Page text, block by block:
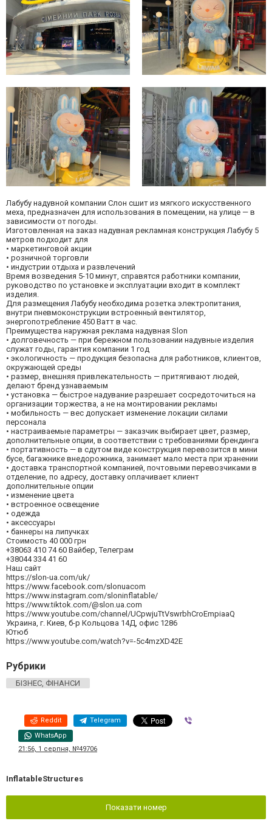
Лабубу надувной компании Слон сшит из мягкого искусственного
меха, предназначен для использования в помещении, на улице — в
зависимости от погоды.
Изготовленная на заказ надувная рекламная конструкция Лабубу 5
метров подходит для
• маркетинговой акции
• розничной торговли
• индустрии отдыха и развлечений
Время возведения 5-10 минут, справятся работники компании,
руководство по установке и эксплуатации входит в комплект
изделия.
Для размещения Лабубу необходима розетка электропитания,
внутри пневмоконструкции встроенный вентилятор,
энергопотребление 450 Ватт в час.
Преимущества наружная реклама надувная Slon
• долговечность — при бережном пользовании надувные изделия
служат годы, гарантия компании 1 год
• экологичность — продукция безопасна для работников, клиентов,
окружающей среды
• размер, внешняя привлекательность — притягивают людей,
делают бренд узнаваемым
• установка — быстрое надувание разрешает сосредоточиться на
организации торжества, а не на монтировании рекламы
• мобильность — вес допускает изменение локации силами
персонала
• настраиваемые параметры — заказчик выбирает цвет, размер,
дополнительные опции, в соответствии с требованиями брендинга
• портативность — в сдутом виде конструкция перевозится в мини
бусе, багажнике внедорожника, занимает мало места при хранении
• доставка транспортной компанией, почтовыми перевозчиками в
отделение, по адресу, доставку оплачивает клиент
дополнительные опции
• изменение цвета
• встроенное освещение
• одежда
• аксессуары
• баннеры на липучках
Стоимость 40 000 грн
+38063 410 74 60 Вайбер, Телеграм
+38044 334 41 60
Наш сайт
https://slon-ua.com/uk/
https://www.facebook.com/slonuacom
https://www.instagram.com/sloninflatable/
https://www.tiktok.com/@slon.ua.com
https://www.youtube.com/channel/UCpwjuTtVswrbhCroEmpiaaQ
Украина, г. Киев, б-р Кольцова 14Д, офис 1286
Ютюб
https://www.youtube.com/watch?v=-5c4mzXD42E
Рубрики
БІЗНЕС, ФІНАНСИ
Reddit Telegram
WhatsApp
21:56, 1 серпня, №49706
InflatableStructures
Показати номер